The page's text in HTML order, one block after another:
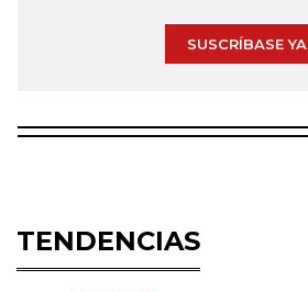
SUSCRÍBASE YA
TENDENCIAS